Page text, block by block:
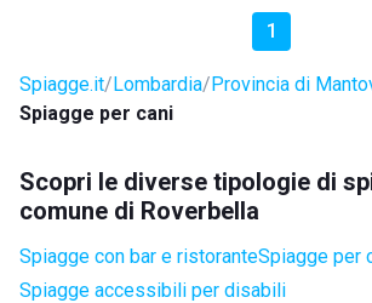
1
Spiagge.it Lombardia Provincia di
Spiagge per cani
Scopri le diverse tipologie di
comune di Roverbella
Spiagge con bar e ristoranteSpiagge per
Spiagge accessibili per disabili